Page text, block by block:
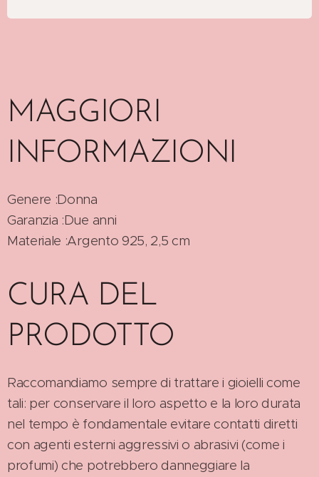
MAGGIORI
INFORMAZIONI
Genere :Donna
Garanzia :Due anni
Materiale :Argento 925, 2,5 cm
CURA DEL
PRODOTTO
Raccomandiamo sempre di trattare i gioielli come
tali: per conservare il loro aspetto e la loro durata
nel tempo è fondamentale evitare contatti diretti
con agenti esterni aggressivi o abrasivi (come i
profumi) che potrebbero danneggiare la